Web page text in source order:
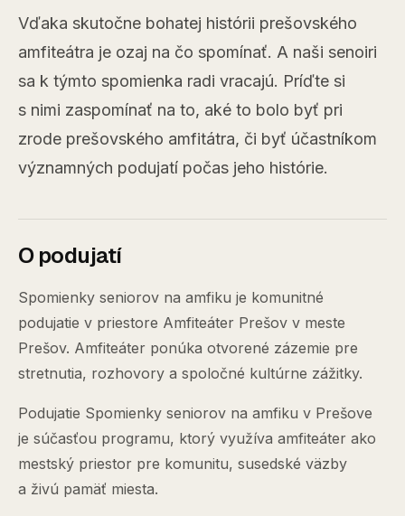
Vďaka skutočne bohatej histórii prešovského
amfiteátra je ozaj na čo spomínať. A naši senoiri
sa k týmto spomienka radi vracajú. Príďte si
s nimi zaspomínať na to, aké to bolo byť pri
zrode prešovského amfitátra, či byť účastníkom
významných podujatí počas jeho histórie.
O podujatí
Spomienky seniorov na amfiku je komunitné
podujatie v priestore Amfiteáter Prešov v meste
Prešov. Amfiteáter ponúka otvorené zázemie pre
stretnutia, rozhovory a spoločné kultúrne zážitky.
Podujatie Spomienky seniorov na amfiku v Prešove
je súčasťou programu, ktorý využíva amfiteáter ako
mestský priestor pre komunitu, susedské väzby
a živú pamäť miesta.